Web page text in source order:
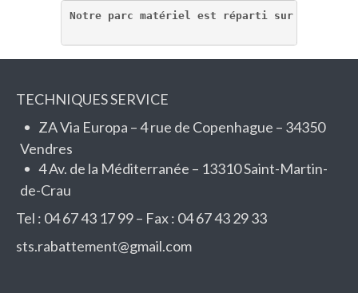
Notre parc matériel est réparti sur nos 2
TECHNIQUES SERVICE
ZA Via Europa – 4 rue de Copenhague – 34350
Vendres
4 Av. de la Méditerranée – 13310 Saint-Martin-
de-Crau
Tel : 04 67 43 17 99 – Fax : 04 67 43 29 33
sts.rabattement@gmail.com